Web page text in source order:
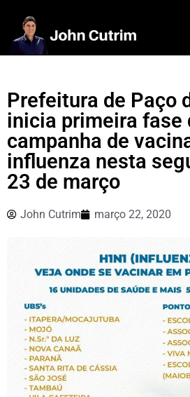
Prefeitura de Paço
inicia primeira fase
campanha de
influenza nesta
23 de março
John Cutrim março 22, 2020